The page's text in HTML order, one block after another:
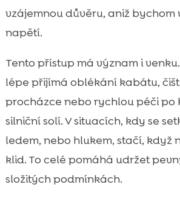
vzájemnou důvěru, aniž
napětí.
Tento přístup má význam i
lépe přijímá oblékání kabátu,
procházce nebo rychlou péči po
silniční solí. V situacích, kdy se
ledem, nebo hlukem, stačí, když
klid. To celé pomáhá udržet
složitých podmínkách.